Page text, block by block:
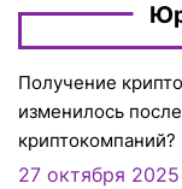
Получение
изменилось
криптокомпаний?
27 октября 2025